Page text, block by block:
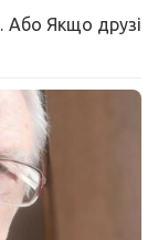
Або Якщо друзі